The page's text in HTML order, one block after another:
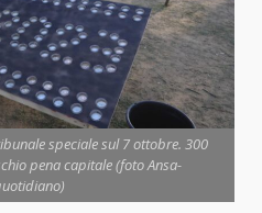
speciale sul 7 ottobre. 300
pena capitale (foto Ansa-